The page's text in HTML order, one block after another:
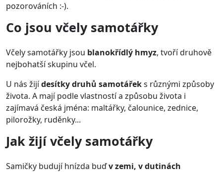
pozorováních :-).
Co jsou včely samotářky
Včely samotářky jsou blanokřídlý hmyz, tvoří druhově
nejbohatší skupinu včel.
U nás žijídesítky druhů samotářeks různými způsoby
života. A mají podle vlastností a způsobu života i
zajímavá česká jména: maltářky, čalounice, zednice,
pilorožky, ruděnky...
Jak žijí včely samotářky
Samičky budují hnízda buďv zemi, v dutinách